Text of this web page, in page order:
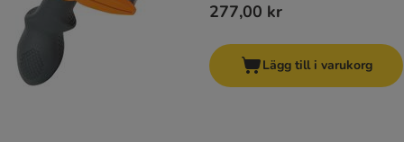
277,00 kr
Lägg till i varukorg